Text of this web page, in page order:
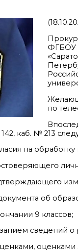
ФГБОУ
по
каб. № 213
на
об
9 классов;
сведений о
оценками